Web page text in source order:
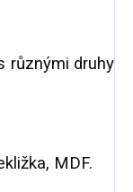
různými druhy
MDF.